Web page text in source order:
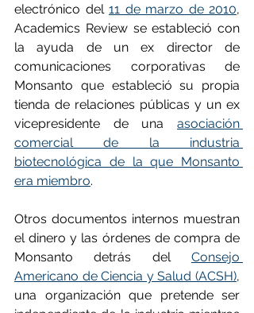
electrónico del 11 de marzo de 2010,
Academics Review se estableció con
la ayuda de un ex director de
comunicaciones corporativas de
Monsanto que estableció su propia
tienda de relaciones públicas y un ex
vicepresidente de una asociación
comercial de la industria
biotecnológica de la que Monsanto
era miembro.
Otros documentos internos muestran
el dinero y las órdenes de compra de
Monsanto detrás del Consejo
Americano de Ciencia y Salud (ACSH),
una organización que pretende ser